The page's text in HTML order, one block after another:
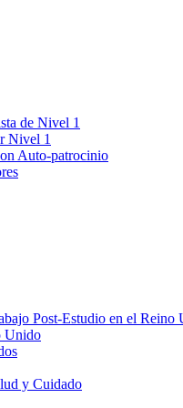
de Nivel 1
Nivel 1
Auto-patrocinio
Post-Estudio en el Reino
Unido
y Cuidado